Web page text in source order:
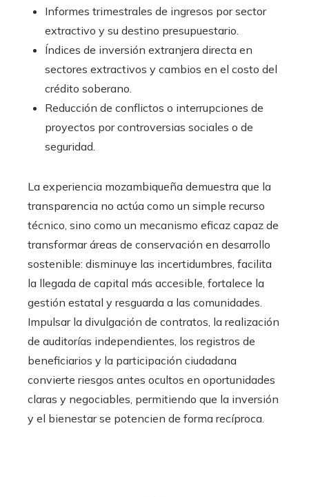
Informes trimestrales de ingresos por sector
extractivo y su destino presupuestario.
Índices de inversión extranjera directa en
sectores extractivos y cambios en el costo del
crédito soberano.
Reducción de conflictos o interrupciones de
proyectos por controversias sociales o de
seguridad.
La experiencia mozambiqueña demuestra que la
transparencia no actúa como un simple recurso
técnico, sino como un mecanismo eficaz capaz de
transformar áreas de conservación en desarrollo
sostenible: disminuye las incertidumbres, facilita
la llegada de capital más accesible, fortalece la
gestión estatal y resguarda a las comunidades.
Impulsar la divulgación de contratos, la realización
de auditorías independientes, los registros de
beneficiarios y la participación ciudadana
convierte riesgos antes ocultos en oportunidades
claras y negociables, permitiendo que la inversión
y el bienestar se potencien de forma recíproca.